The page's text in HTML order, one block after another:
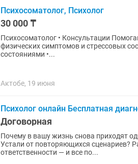
Психосоматолог, Психолог
30 000 ₸
Психосоматолог • Консультации Помогаю разобраться с эмоциональными причинами
физических симптомов и стрессовых состояний. Работаю с: • тревогой,
состояниями •...
Актобе, 19 июня
Психолог онлайн Бесплатная
Договорная
Почему в вашу жизнь снова приходят
Устали от повторяющихся сценариев?
ответственности — и все по...